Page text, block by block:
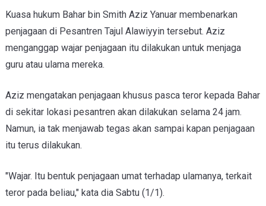
Kuasa hukum Bahar bin Smith Aziz Yanuar membenarkan
penjagaan di Pesantren Tajul Alawiyyin tersebut. Aziz
menganggap wajar penjagaan itu dilakukan untuk menjaga
guru atau ulama mereka.
Aziz mengatakan penjagaan khusus pasca teror kepada Bahar
di sekitar lokasi pesantren akan dilakukan selama 24 jam.
Namun, ia tak menjawab tegas akan sampai kapan penjagaan
itu terus dilakukan.
"Wajar. Itu bentuk penjagaan umat terhadap ulamanya, terkait
teror pada beliau," kata dia Sabtu (1/1).